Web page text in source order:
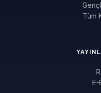
Tüm
E-